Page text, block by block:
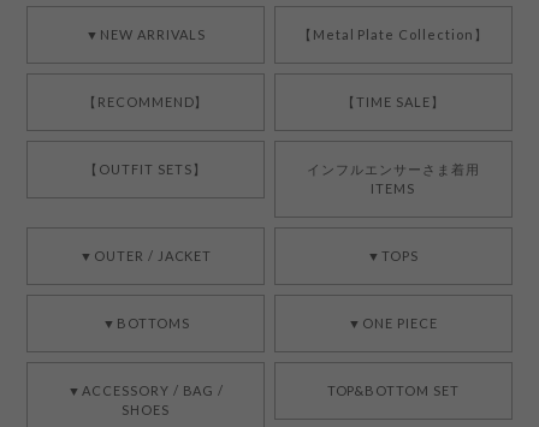
▼NEW ARRIVALS 【Metal Plate Collection】
【RECOMMEND】 【TIME SALE】
【OUTFIT SETS】
インフルエンサーさま着用
ITEMS
▼OUTER / JACKET ▼TOPS
▼BOTTOMS ▼ONE PIECE
▼ACCESSORY / BAG /
SHOES
TOP&BOTTOM SET